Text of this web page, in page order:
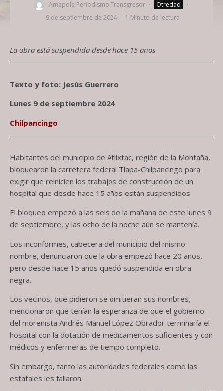
Amapola Periodismo Transgresor · Otredad
·
9 de septiembre de 2024 · 1 Minuto de lectura
La obra está suspendida desde hace 15 años
Texto y foto: Jesús Guerrero
Lunes 9 de septiembre 2024
Chilpancingo
Habitantes del municipio de Atlixtac, región de la Montaña,
bloquearon la carretera federal Tlapa-Chilpancingo para
exigir que reinicien los trabajos de construcción de un
hospital que desde hace 15 años están suspendidos.
El bloqueo empezó a las seis de la mañana de este lunes 9
de septiembre, y las ocho de la noche aún se mantenía.
Los inconformes, cabecera del municipio del mismo
nombre, denunciaron que la obra empezó hace 20 años,
pero desde hace 15 años quedó suspendida en obra
negra.
Los vecinos, que pidieron se omitieran sus nombres,
mencionaron que tenían la esperanza de que el gobierno
del morenista Andrés Manuel López Obrador terminaría el
hospital con la dotación de medicamentos suficientes y con
médicos y enfermeras de tiempo completo.
Sin embargo, tanto las autoridades federales como las
estatales les fallaron.